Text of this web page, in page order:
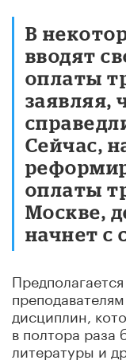
В
вводят
оплаты
заявляя,
Сейчас,
оплаты
Москве,
начнет с
дисциплин,
в полтора раза
литературы и